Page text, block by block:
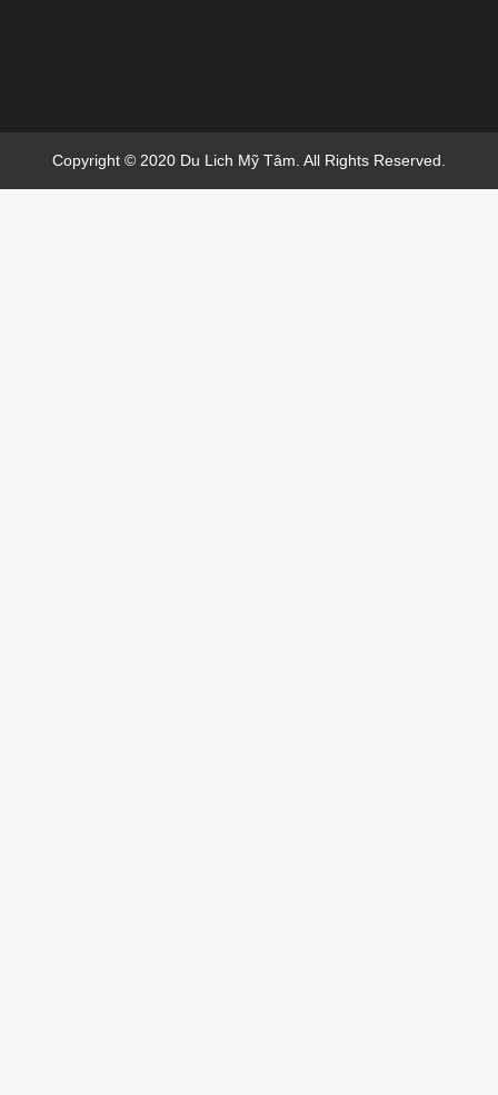
Copyright © 2020 Du Lich Mỹ Tâm. All Rights Reserved.